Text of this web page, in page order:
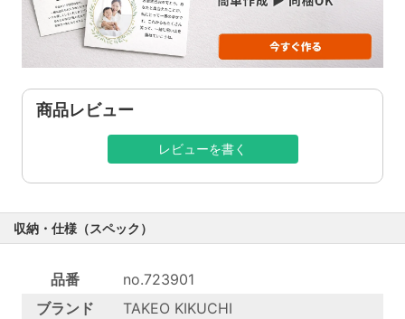
商品レビュー
レビューを書く
収納・仕様（スペック）
品番
no.723901
ブランド
TAKEO KIKUCHI